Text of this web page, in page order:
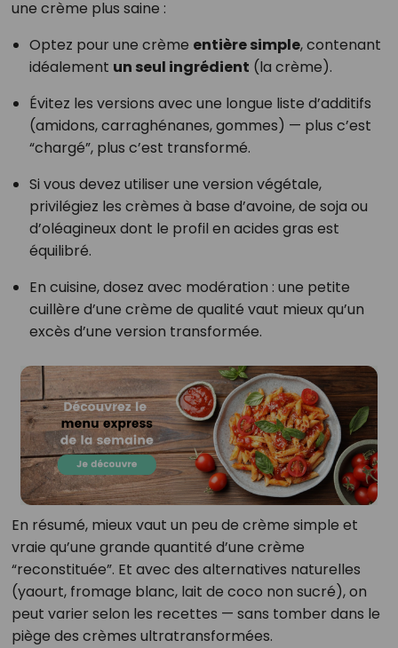
une crème plus saine :
Optez pour une crème entière simple, contenant
idéalement un seul ingrédient (la crème).
Évitez les versions avec une longue liste d’additifs
(amidons, carraghénanes, gommes) — plus c’est
“chargé”, plus c’est transformé.
Si vous devez utiliser une version végétale,
privilégiez les crèmes à base d’avoine, de soja ou
d’oléagineux dont le profil en acides gras est
équilibré.
En cuisine, dosez avec modération : une petite
cuillère d’une crème de qualité vaut mieux qu’un
excès d’une version transformée.
En résumé, mieux vaut un peu de crème simple et
vraie qu’une grande quantité d’une crème
“reconstituée”. Et avec des alternatives naturelles
(yaourt, fromage blanc, lait de coco non sucré), on
peut varier selon les recettes — sans tomber dans le
piège des crèmes ultratransformées.